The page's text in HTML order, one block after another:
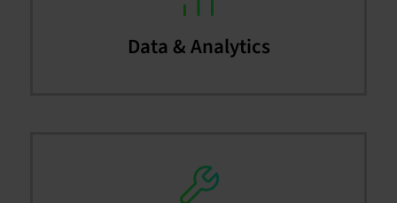
Data & Analytics